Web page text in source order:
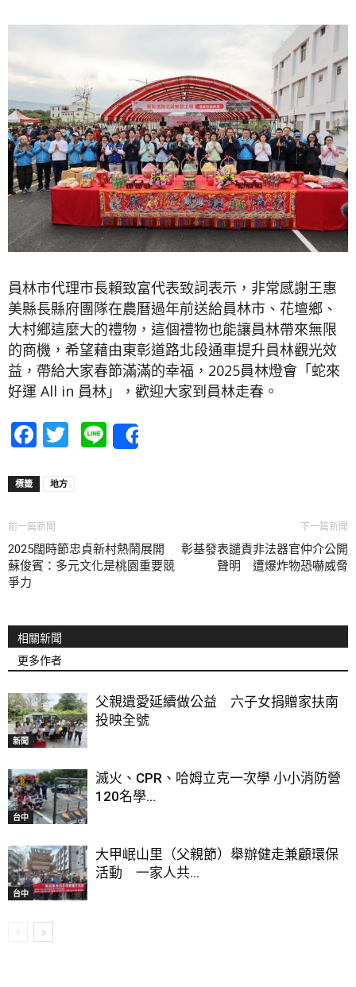
員林市代理市長賴致富代表致詞表示，非常感謝王惠
美縣長縣府團隊在農曆過年前送給員林市、花壇鄉、
大村鄉這麼大的禮物，這個禮物也能讓員林帶來無限
的商機，希望藉由東彰道路北段通車提升員林觀光效
益，帶給大家春節滿滿的幸福，2025員林燈會「蛇來
好運 All in 員林」，歡迎大家到員林走春。
Facebook
Twitter
Line
標籤 地方
前一篇新聞
2025闊時節忠貞新村熱鬧展開
蘇俊賓：多元文化是桃園重要競
爭力
下一篇新聞
彰基發表譴責非法器官仲介公開
聲明 遭爆炸物恐嚇威脅
相關新聞
更多作者
新聞
父親遺愛延續做公益 六子女捐贈家扶南
投映全號
台中
滅火、CPR、哈姆立克一次學 小小消防營
120名學...
台中
大甲岷山里（父親節）舉辦健走兼顧環保
活動 一家人共...